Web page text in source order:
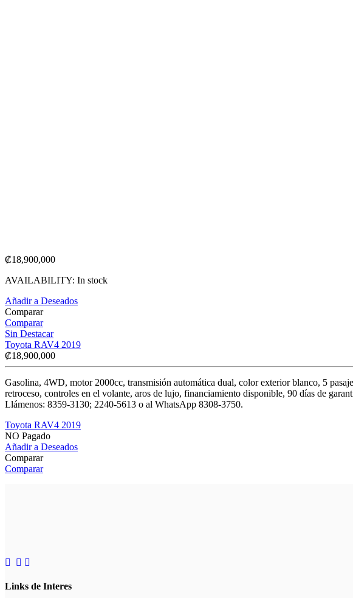
₡18,900,000
AVAILABILITY: In stock
Añadir a Deseados
Comparar
Comparar
Sin Destacar
Toyota RAV4 2019
₡18,900,000
Gasolina, 4WD, motor 2000cc, transmisión automática dual, color exterior blanco, 5
retroceso, controles en el volante, aros de lujo, financiamiento disponible, 90 días de
Llámenos: 8359-3130; 2240-5613 o al WhatsApp 8308-3750.
Toyota RAV4 2019
NO Pagado
Añadir a Deseados
Comparar
Comparar
Links de Interes